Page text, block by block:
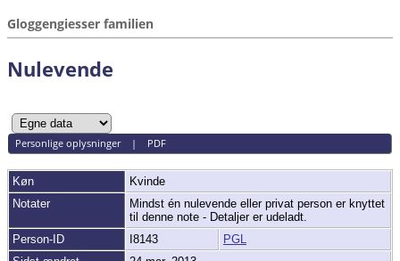
Gloggengiesser familien
Nulevende
Personlige oplysninger| PDF
Køn
Kvinde
Notater
Mindst én nulevende eller privat person er knyttet
til denne note - Detaljer er udeladt.
Person-ID
I8143
PGL